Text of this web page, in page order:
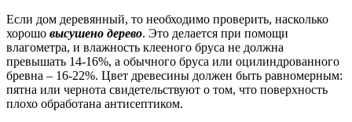
Если дом деревянный, то необходимо проверить, насколько
хорошо высушено дерево. Это делается при помощи
влагометра, и влажность клееного бруса не должна
превышать 14-16%, а обычного бруса или оцилиндрованного
бревна – 16-22%. Цвет древесины должен быть равномерным:
пятна или чернота свидетельствуют о том, что поверхность
плохо обработана антисептиком.